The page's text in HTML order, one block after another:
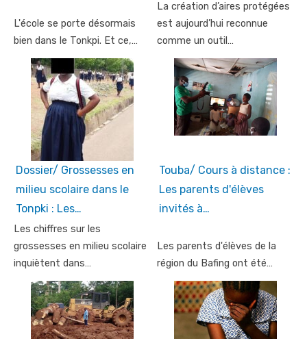
L'école se porte désormais
bien dans le Tonkpi. Et ce,…
La création d’aires protégées
est aujourd’hui reconnue
comme un outil…
Dossier/ Grossesses en
milieu scolaire dans le
Tonpki : Les…
Les chiffres sur les
grossesses en milieu scolaire
inquiètent dans…
Touba/ Cours à distance :
Les parents d'élèves
invités à…
Les parents d'élèves de la
région du Bafing ont été…